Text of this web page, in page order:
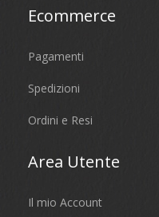
Ecommerce
Pagamenti
Spedizioni
Ordini e Resi
Area Utente
Il mio Account